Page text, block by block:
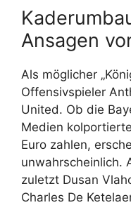
Ansagen
Als möglicher
Offensivspieler
United. Ob die
Medien
Euro zahlen,
unwahrscheinlich.
zuletzt Dusan
Charles De